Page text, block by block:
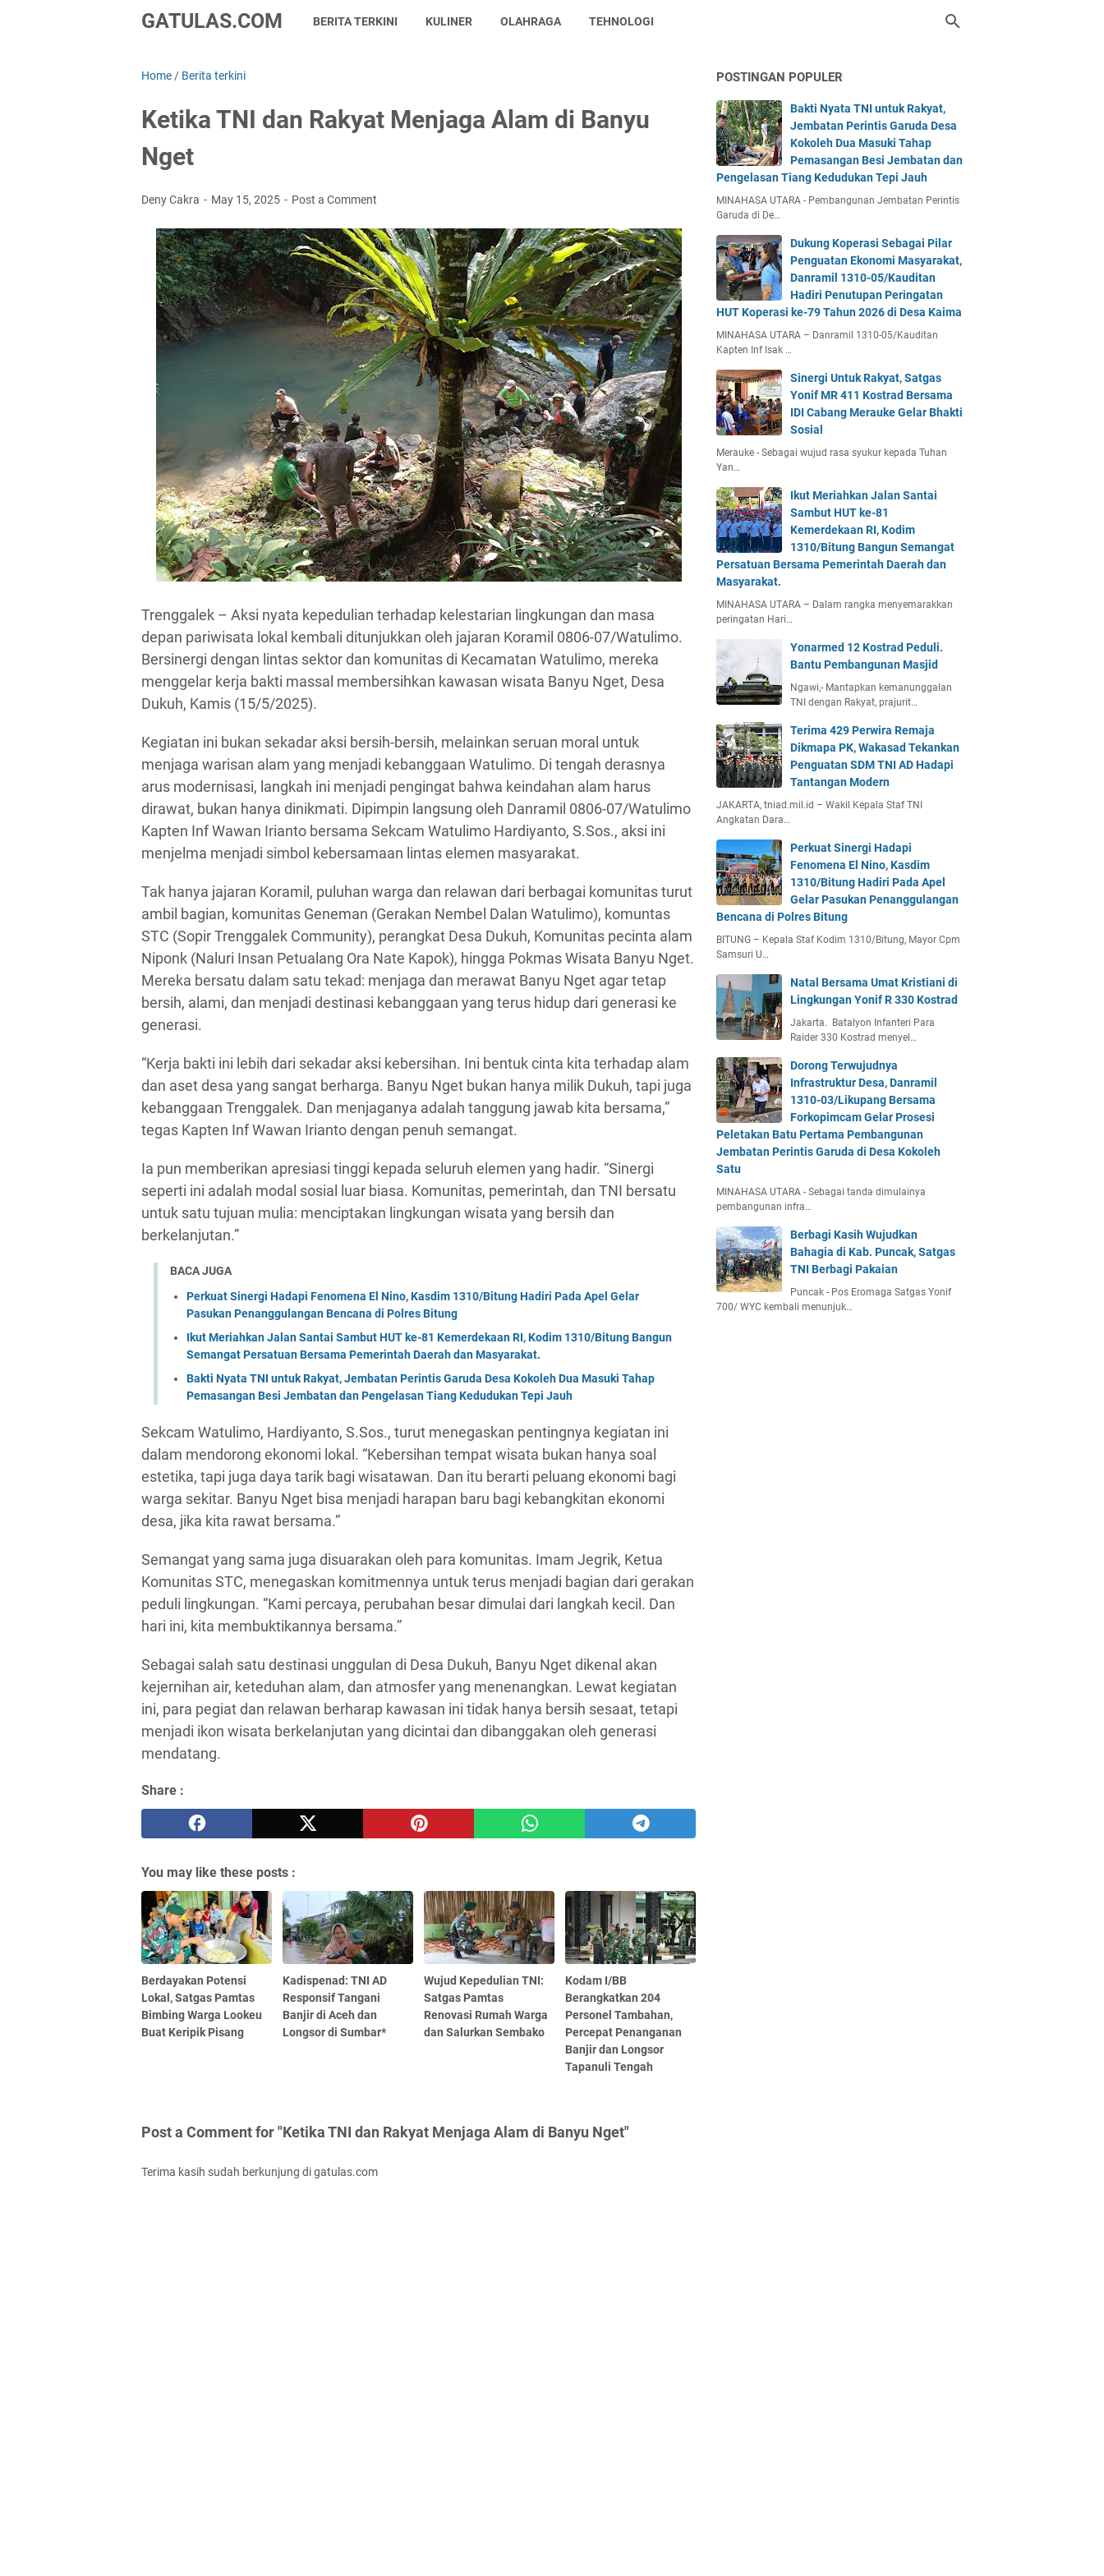
GATULAS.COM BERITA TERKINI KULINER OLAHRAGA TEHNOLOGI
Home / Berita terkini
Ketika TNI dan Rakyat Menjaga Alam di Banyu
Nget
Deny Cakra May 15, 2025 Post a Comment
Trenggalek – Aksi nyata kepedulian terhadap kelestarian lingkungan dan masa
depan pariwisata lokal kembali ditunjukkan oleh jajaran Koramil 0806-07/Watulimo.
Bersinergi dengan lintas sektor dan komunitas di Kecamatan Watulimo, mereka
menggelar kerja bakti massal membersihkan kawasan wisata Banyu Nget, Desa
Dukuh, Kamis (15/5/2025).
Kegiatan ini bukan sekadar aksi bersih-bersih, melainkan seruan moral untuk
menjaga warisan alam yang menjadi kebanggaan Watulimo. Di tengah derasnya
arus modernisasi, langkah ini menjadi pengingat bahwa keindahan alam harus
dirawat, bukan hanya dinikmati. Dipimpin langsung oleh Danramil 0806-07/Watulimo
Kapten Inf Wawan Irianto bersama Sekcam Watulimo Hardiyanto, S.Sos., aksi ini
menjelma menjadi simbol kebersamaan lintas elemen masyarakat.
Tak hanya jajaran Koramil, puluhan warga dan relawan dari berbagai komunitas turut
ambil bagian, komunitas Geneman (Gerakan Nembel Dalan Watulimo), komuntas
STC (Sopir Trenggalek Community), perangkat Desa Dukuh, Komunitas pecinta alam
Niponk (Naluri Insan Petualang Ora Nate Kapok), hingga Pokmas Wisata Banyu Nget.
Mereka bersatu dalam satu tekad: menjaga dan merawat Banyu Nget agar tetap
bersih, alami, dan menjadi destinasi kebanggaan yang terus hidup dari generasi ke
generasi.
“Kerja bakti ini lebih dari sekadar aksi kebersihan. Ini bentuk cinta kita terhadap alam
dan aset desa yang sangat berharga. Banyu Nget bukan hanya milik Dukuh, tapi juga
kebanggaan Trenggalek. Dan menjaganya adalah tanggung jawab kita bersama,”
tegas Kapten Inf Wawan Irianto dengan penuh semangat.
Ia pun memberikan apresiasi tinggi kepada seluruh elemen yang hadir. “Sinergi
seperti ini adalah modal sosial luar biasa. Komunitas, pemerintah, dan TNI bersatu
untuk satu tujuan mulia: menciptakan lingkungan wisata yang bersih dan
berkelanjutan.”
BACA JUGA
Perkuat Sinergi Hadapi Fenomena El Nino, Kasdim 1310/Bitung Hadiri Pada Apel Gelar
Pasukan Penanggulangan Bencana di Polres Bitung
Ikut Meriahkan Jalan Santai Sambut HUT ke-81 Kemerdekaan RI, Kodim 1310/Bitung Bangun
Semangat Persatuan Bersama Pemerintah Daerah dan Masyarakat.
Bakti Nyata TNI untuk Rakyat, Jembatan Perintis Garuda Desa Kokoleh Dua Masuki Tahap
Pemasangan Besi Jembatan dan Pengelasan Tiang Kedudukan Tepi Jauh
Sekcam Watulimo, Hardiyanto, S.Sos., turut menegaskan pentingnya kegiatan ini
dalam mendorong ekonomi lokal. “Kebersihan tempat wisata bukan hanya soal
estetika, tapi juga daya tarik bagi wisatawan. Dan itu berarti peluang ekonomi bagi
warga sekitar. Banyu Nget bisa menjadi harapan baru bagi kebangkitan ekonomi
desa, jika kita rawat bersama.”
Semangat yang sama juga disuarakan oleh para komunitas. Imam Jegrik, Ketua
Komunitas STC, menegaskan komitmennya untuk terus menjadi bagian dari gerakan
peduli lingkungan. “Kami percaya, perubahan besar dimulai dari langkah kecil. Dan
hari ini, kita membuktikannya bersama.”
Sebagai salah satu destinasi unggulan di Desa Dukuh, Banyu Nget dikenal akan
kejernihan air, keteduhan alam, dan atmosfer yang menenangkan. Lewat kegiatan
ini, para pegiat dan relawan berharap kawasan ini tidak hanya bersih sesaat, tetapi
menjadi ikon wisata berkelanjutan yang dicintai dan dibanggakan oleh generasi
mendatang.
Share :
You may like these posts :
Berdayakan Potensi
Lokal, Satgas Pamtas
Bimbing Warga Lookeu
Buat Keripik Pisang
Kadispenad: TNI AD
Responsif Tangani
Banjir di Aceh dan
Longsor di Sumbar*
Wujud Kepedulian TNI:
Satgas Pamtas
Renovasi Rumah Warga
dan Salurkan Sembako
Kodam I/BB
Berangkatkan 204
Personel Tambahan,
Percepat Penanganan
Banjir dan Longsor
Tapanuli Tengah
Post a Comment for "Ketika TNI dan Rakyat Menjaga Alam di Banyu Nget"
Terima kasih sudah berkunjung di gatulas.com
POSTINGAN POPULER
Bakti Nyata TNI untuk Rakyat,
Jembatan Perintis Garuda Desa
Kokoleh Dua Masuki Tahap
Pemasangan Besi Jembatan dan
Pengelasan Tiang Kedudukan Tepi Jauh
MINAHASA UTARA - Pembangunan Jembatan Perintis
Garuda di De…
Dukung Koperasi Sebagai Pilar
Penguatan Ekonomi Masyarakat,
Danramil 1310-05/Kauditan
Hadiri Penutupan Peringatan
HUT Koperasi ke-79 Tahun 2026 di Desa Kaima
MINAHASA UTARA – Danramil 1310-05/Kauditan
Kapten Inf Isak …
Sinergi Untuk Rakyat, Satgas
Yonif MR 411 Kostrad Bersama
IDI Cabang Merauke Gelar Bhakti
Sosial
Merauke - Sebagai wujud rasa syukur kepada Tuhan
Yan…
Ikut Meriahkan Jalan Santai
Sambut HUT ke-81
Kemerdekaan RI, Kodim
1310/Bitung Bangun Semangat
Persatuan Bersama Pemerintah Daerah dan
Masyarakat.
MINAHASA UTARA – Dalam rangka menyemarakkan
peringatan Hari…
Yonarmed 12 Kostrad Peduli.
Bantu Pembangunan Masjid
Ngawi,- Mantapkan kemanunggalan
TNI dengan Rakyat, prajurit…
Terima 429 Perwira Remaja
Dikmapa PK, Wakasad Tekankan
Penguatan SDM TNI AD Hadapi
Tantangan Modern
JAKARTA, tniad.mil.id – Wakil Kepala Staf TNI
Angkatan Dara…
Perkuat Sinergi Hadapi
Fenomena El Nino, Kasdim
1310/Bitung Hadiri Pada Apel
Gelar Pasukan Penanggulangan
Bencana di Polres Bitung
BITUNG – Kepala Staf Kodim 1310/Bitung, Mayor Cpm
Samsuri U…
Natal Bersama Umat Kristiani di
Lingkungan Yonif R 330 Kostrad
Jakarta. Batalyon Infanteri Para
Raider 330 Kostrad menyel…
Dorong Terwujudnya
Infrastruktur Desa, Danramil
1310-03/Likupang Bersama
Forkopimcam Gelar Prosesi
Peletakan Batu Pertama Pembangunan
Jembatan Perintis Garuda di Desa Kokoleh
Satu
MINAHASA UTARA - Sebagai tanda dimulainya
pembangunan infra…
Berbagi Kasih Wujudkan
Bahagia di Kab. Puncak, Satgas
TNI Berbagi Pakaian
Puncak - Pos Eromaga Satgas Yonif
700/ WYC kembali menunjuk…